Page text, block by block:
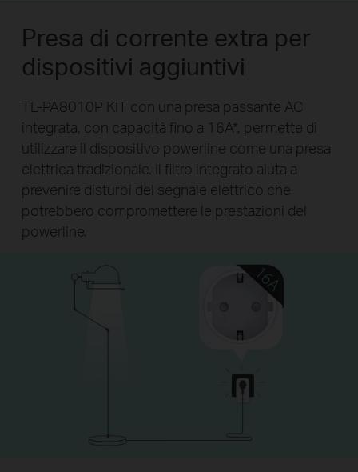
Presa di corrente extra per
dispositivi aggiuntivi
TL-PA8010P KIT con una presa passante AC
integrata, con capacità fino a 16A*, permette di
utilizzare il dispositivo powerline come una presa
elettrica tradizionale. Il filtro integrato aiuta a
prevenire disturbi del segnale elettrico che
potrebbero compromettere le prestazioni del
powerline.